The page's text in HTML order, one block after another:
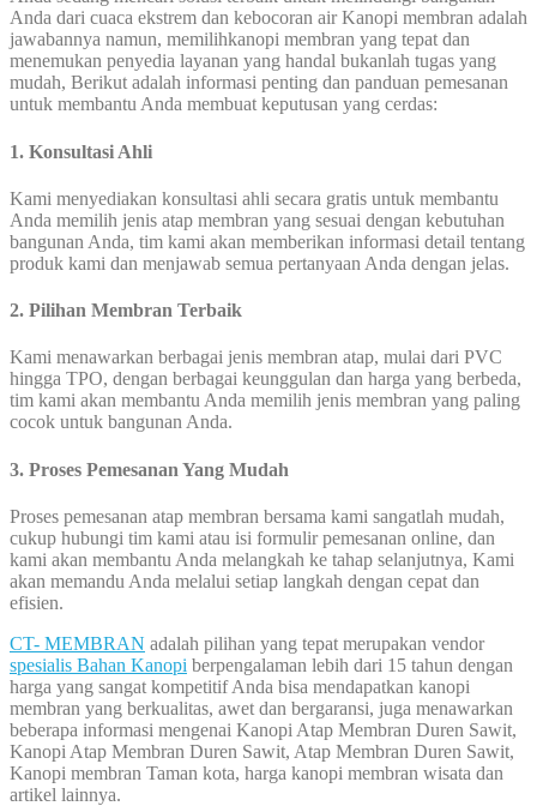
Anda dari cuaca ekstrem dan kebocoran air Kanopi membran adalah
jawabannya namun, memilihkanopi membran yang tepat dan
menemukan penyedia layanan yang handal bukanlah tugas yang
mudah, Berikut adalah informasi penting dan panduan pemesanan
untuk membantu Anda membuat keputusan yang cerdas:
1. Konsultasi Ahli
Kami menyediakan konsultasi ahli secara gratis untuk membantu
Anda memilih jenis atap membran yang sesuai dengan kebutuhan
bangunan Anda, tim kami akan memberikan informasi detail tentang
produk kami dan menjawab semua pertanyaan Anda dengan jelas.
2. Pilihan Membran Terbaik
Kami menawarkan berbagai jenis membran atap, mulai dari PVC
hingga TPO, dengan berbagai keunggulan dan harga yang berbeda,
tim kami akan membantu Anda memilih jenis membran yang paling
cocok untuk bangunan Anda.
3. Proses Pemesanan Yang Mudah
Proses pemesanan atap membran bersama kami sangatlah mudah,
cukup hubungi tim kami atau isi formulir pemesanan online, dan
kami akan membantu Anda melangkah ke tahap selanjutnya, Kami
akan memandu Anda melalui setiap langkah dengan cepat dan
efisien.
CT- MEMBRAN adalah pilihan yang tepat merupakan vendor
spesialis Bahan Kanopi berpengalaman lebih dari 15 tahun dengan
harga yang sangat kompetitif Anda bisa mendapatkan kanopi
membran yang berkualitas, awet dan bergaransi, juga menawarkan
beberapa informasi mengenai Kanopi Atap Membran Duren Sawit,
Kanopi Atap Membran Duren Sawit, Atap Membran Duren Sawit,
Kanopi membran Taman kota, harga kanopi membran wisata dan
artikel lainnya.